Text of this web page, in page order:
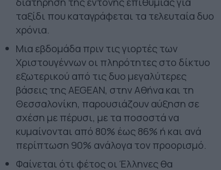
ταξίδι που καταγράφεται τα τελευταία δυο
χρόνια.
Μια εβδομάδα πριν τις γιορτές των
Χριστουγέννων οι πληρότητες στο δίκτυο
εξωτερικού από τις δυο μεγαλύτερες
βάσεις τηςAEGEAN, στην Αθήνα και τη
Θεσσαλονίκη, παρουσιάζουν αύξηση σε
σχέση με πέρυσι, με τα ποσοστά να
κυμαίνονται από 80% έως 86% ή και ανά
περίπτωση 90% ανάλογα τον προορισμό.
Φαίνεται ότι φέτος οι Έλληνες θα